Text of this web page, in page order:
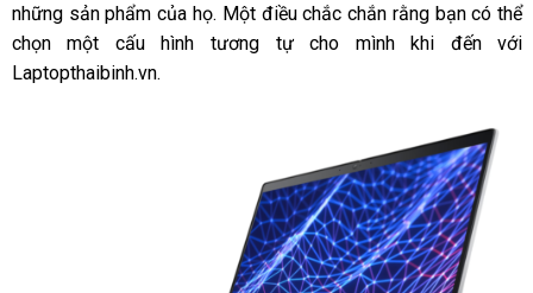
những sản phẩm của họ. Một điều chắc chắn rằng bạn có thể
chọn một cấu hình tương tự cho mình khi đến với
Laptopthaibinh.vn.